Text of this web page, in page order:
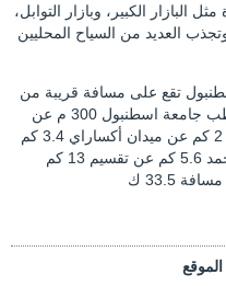
البازار الكبير، وبازار التوابل،
العديد من السياح المحليين
تقع على مسافة قريبة من
المرافق اليومية. يبعد 250 م عن كلية الطب جامعة اسطنبول 300 م عن
محطة الحافلات 800 م عن محطة الترام 2 كم عن ميدان أكساراي 3.4 كم
عن لاليلي 4.3 كم عن مسجد السلطان أحمد 5.6 كم عن تقسيم 13 كم
الموقع